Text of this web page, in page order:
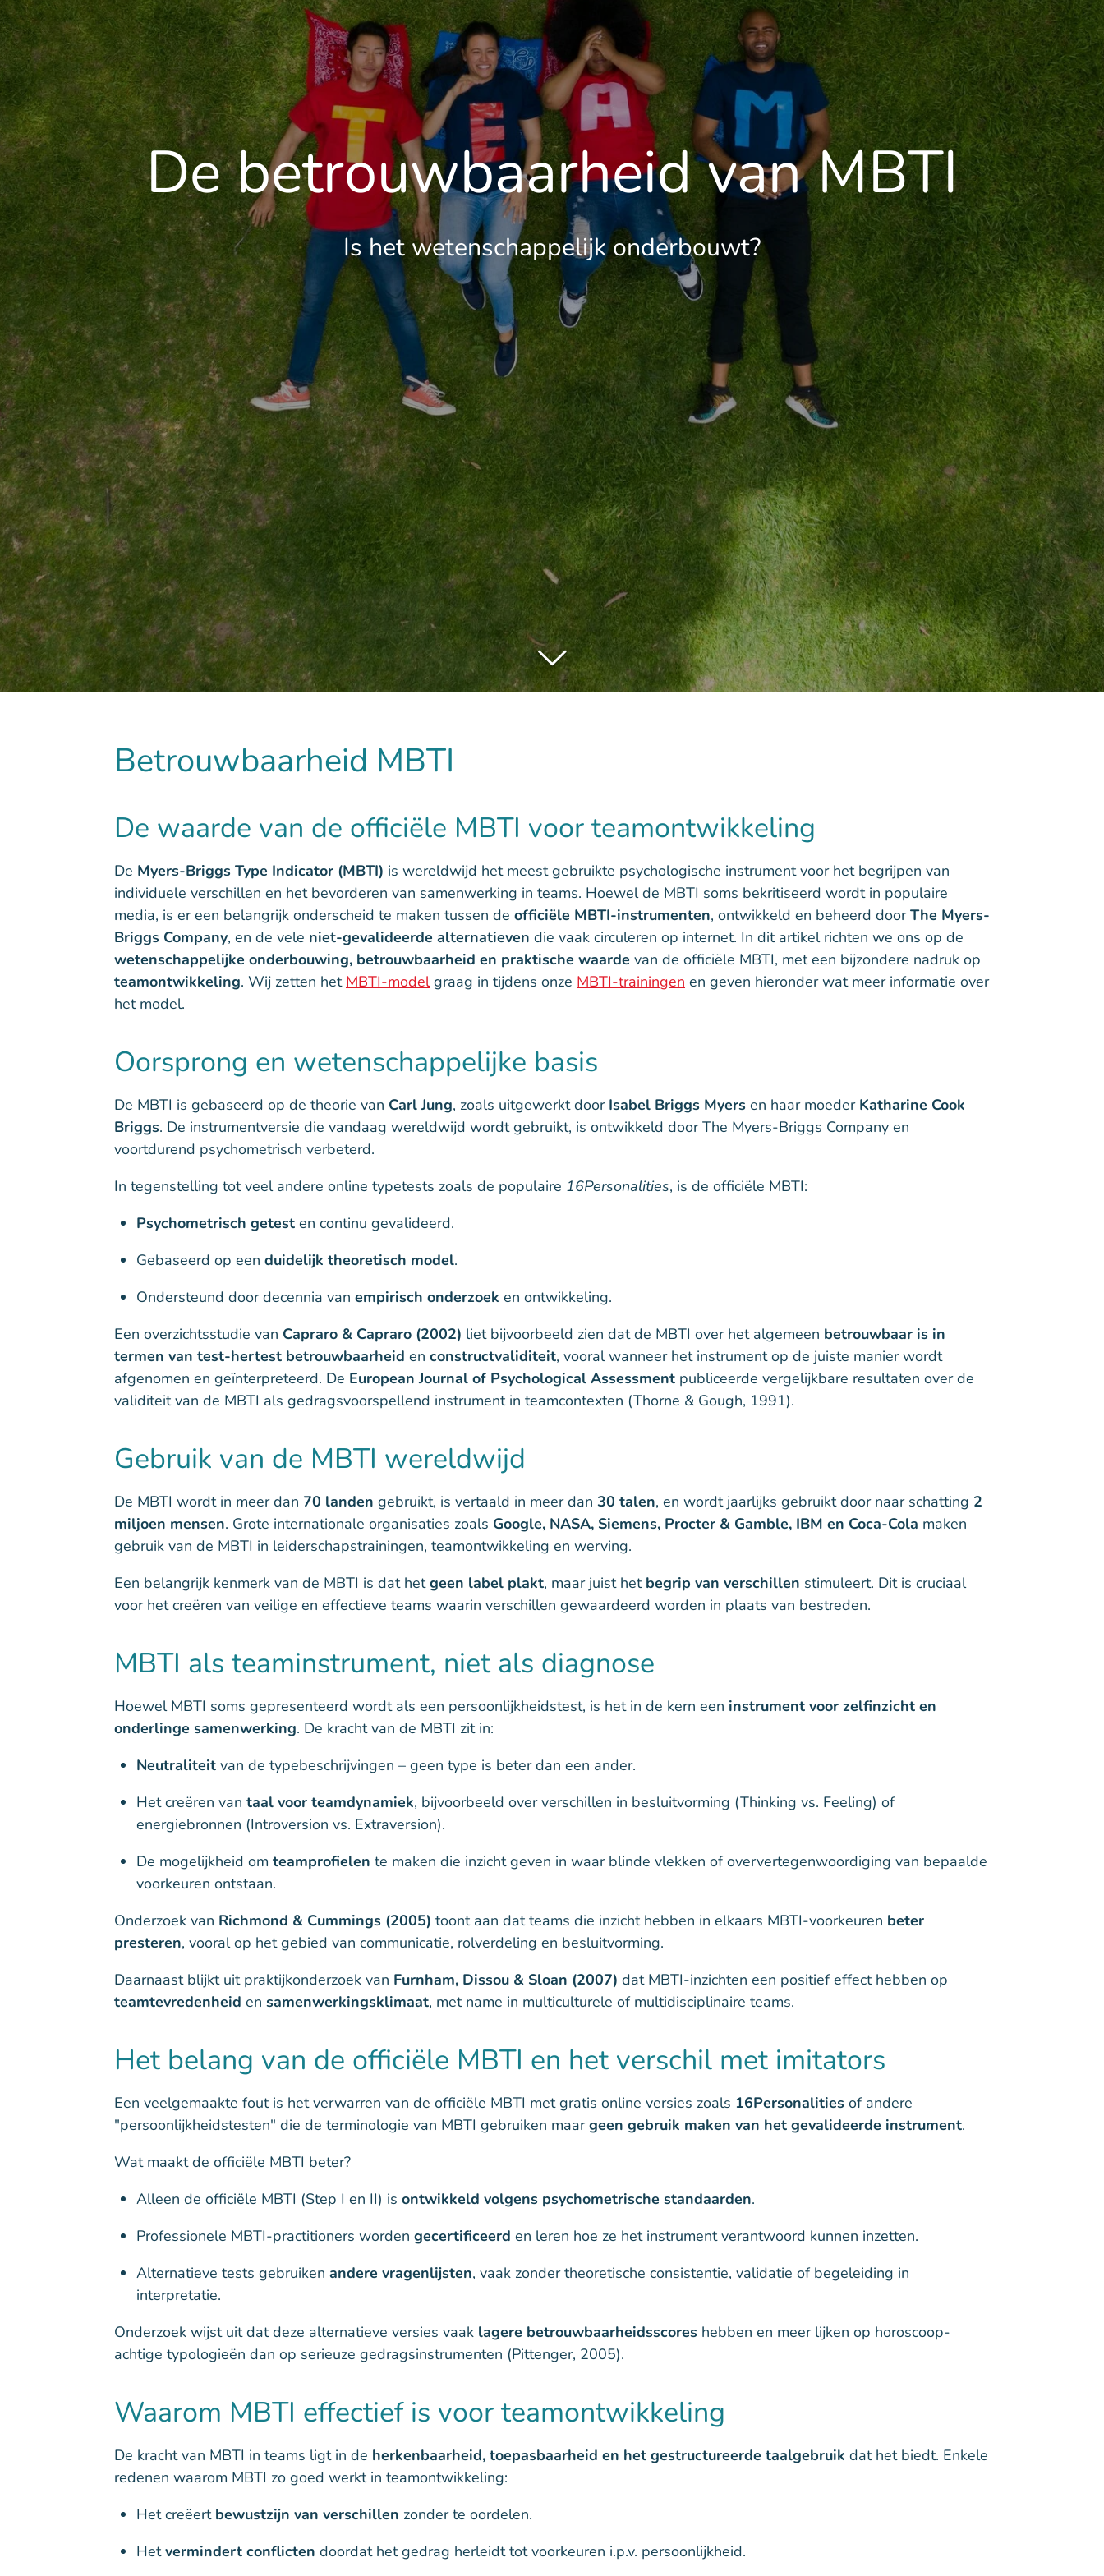
De betrouwbaarheid van MBTI
Is het wetenschappelijk onderbouwt?
Betrouwbaarheid MBTI
De waarde van de officiële MBTI voor teamontwikkeling
De Myers-Briggs Type Indicator (MBTI) is wereldwijd het meest gebruikte psychologische instrument voor het begrijpen van
individuele verschillen en het bevorderen van samenwerking in teams. Hoewel de MBTI soms bekritiseerd wordt in populaire
media, is er een belangrijk onderscheid te maken tussen de officiële MBTI-instrumenten, ontwikkeld en beheerd doorThe Myers-
Briggs Company, en de vele niet-gevalideerde alternatieven die vaak circuleren op internet. In dit artikel richten we ons op de
wetenschappelijke onderbouwing, betrouwbaarheid en praktische waarde van de officiële MBTI, met een bijzondere nadruk op
teamontwikkeling. Wij zetten het MBTI-modelgraag in tijdens onze MBTI-trainingen en geven hieronder wat meer informatie over
het model.
Oorsprong en wetenschappelijke basis
De MBTI is gebaseerd op de theorie van Carl Jung, zoals uitgewerkt door Isabel Briggs Myers en haar moeder Katharine Cook
Briggs. De instrumentversie die vandaag wereldwijd wordt gebruikt, is ontwikkeld door The Myers-Briggs Company en
voortdurend psychometrisch verbeterd.
In tegenstelling tot veel andere online typetests zoals de populaire 16Personalities, is de officiële MBTI:
Psychometrisch getest en continu gevalideerd.
Gebaseerd op een duidelijk theoretisch model.
Ondersteund door decennia van empirisch onderzoek en ontwikkeling.
Een overzichtsstudie van Capraro & Capraro (2002) liet bijvoorbeeld zien dat de MBTI over het algemeen betrouwbaar is in
termen van test-hertest betrouwbaarheid en constructvaliditeit, vooral wanneer het instrument op de juiste manier wordt
afgenomen en geïnterpreteerd. De European Journal of Psychological Assessment publiceerde vergelijkbare resultaten over de
validiteit van de MBTI als gedragsvoorspellend instrument in teamcontexten (Thorne & Gough, 1991).
Gebruik van de MBTI wereldwijd
De MBTI wordt in meer dan 70 landen gebruikt, is vertaald in meer dan 30 talen, en wordt jaarlijks gebruikt door naar schatting 2
miljoen mensen. Grote internationale organisaties zoals Google, NASA, Siemens, Procter & Gamble, IBM en Coca-Cola maken
gebruik van de MBTI in leiderschapstrainingen, teamontwikkeling en werving.
Een belangrijk kenmerk van de MBTI is dat hetgeen label plakt, maar juist het begrip van verschillen stimuleert. Dit is cruciaal
voor het creëren van veilige en effectieve teams waarin verschillen gewaardeerd worden in plaats van bestreden.
MBTI als teaminstrument, niet als diagnose
Hoewel MBTI soms gepresenteerd wordt als een persoonlijkheidstest, is het in de kern een instrument voor zelfinzicht en
onderlinge samenwerking. De kracht van de MBTI zit in:
Neutraliteit van de typebeschrijvingen – geen type is beter dan een ander.
Het creëren van taal voor teamdynamiek, bijvoorbeeld over verschillen in besluitvorming (Thinking vs. Feeling) of
energiebronnen (Introversion vs. Extraversion).
De mogelijkheid om teamprofielen te maken die inzicht geven in waar blinde vlekken of oververtegenwoordiging van bepaalde
voorkeuren ontstaan.
Onderzoek van Richmond & Cummings (2005) toont aan dat teams die inzicht hebben in elkaars MBTI-voorkeuren beter
presteren, vooral op het gebied van communicatie, rolverdeling en besluitvorming.
Daarnaast blijkt uit praktijkonderzoek van Furnham, Dissou & Sloan (2007) dat MBTI-inzichten een positief effect hebben op
teamtevredenheid en samenwerkingsklimaat, met name in multiculturele of multidisciplinaire teams.
Het belang van de officiële MBTI en het verschil met imitators
Een veelgemaakte fout is het verwarren van de officiële MBTI met gratis online versies zoals 16Personalities of andere
"persoonlijkheidstesten" die de terminologie van MBTI gebruiken maargeen gebruik maken van het gevalideerde instrument.
Wat maakt de officiële MBTI beter?
Alleen de officiële MBTI (Step I en II) is ontwikkeld volgens psychometrische standaarden.
Professionele MBTI-practitioners worden gecertificeerd en leren hoe ze het instrument verantwoord kunnen inzetten.
Alternatieve tests gebruiken andere vragenlijsten, vaak zonder theoretische consistentie, validatie of begeleiding in
interpretatie.
Onderzoek wijst uit dat deze alternatieve versies vaak lagere betrouwbaarheidsscores hebben en meer lijken op horoscoop-
achtige typologieën dan op serieuze gedragsinstrumenten (Pittenger, 2005).
Waarom MBTI effectief is voor teamontwikkeling
De kracht van MBTI in teams ligt in de herkenbaarheid, toepasbaarheid en het gestructureerde taalgebruik dat het biedt. Enkele
redenen waarom MBTI zo goed werkt in teamontwikkeling:
Het creëert bewustzijn van verschillen zonder te oordelen.
Hetvermindert conflicten doordat het gedrag herleidt tot voorkeuren i.p.v. persoonlijkheid.